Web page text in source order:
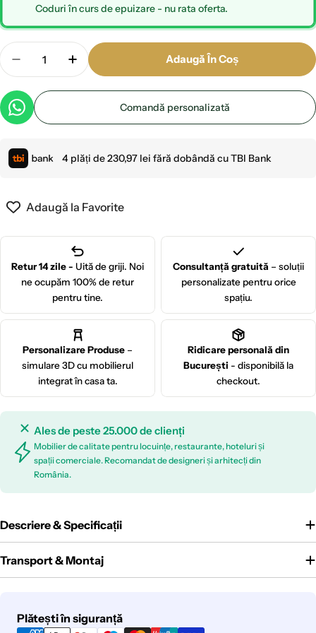
Coduri în curs de epuizare - nu rata oferta.
Cantitate
Scade Cantitatea Pentru Scaun Premium
Crește Cantitatea Pentru Scaun
Adaugă În Coș
Comandă personalizată
4 plăți de230,97 leifără dobândă cu TBI Bank
Adaugă la Favorite
Retur 14 zile - Uită de griji. Noi
ne ocupăm 100% de retur
pentru tine.
Consultanță gratuită – soluții
personalizate pentru orice
spațiu.
Personalizare Produse –
simulare 3D cu mobilierul
integrat în casa ta.
Ridicare personală din
București - disponibilă la
checkout.
Ales de peste 25.000 de clienți
Mobilier de calitate pentru locuințe, restaurante, hoteluri și
spații comerciale. Recomandat de designeri și arhitecți din
România.
Descriere & Specificații
Transport & Montaj
Plătești în siguranță
Metode